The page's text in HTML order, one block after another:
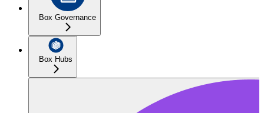
Box Governance
Box Hubs